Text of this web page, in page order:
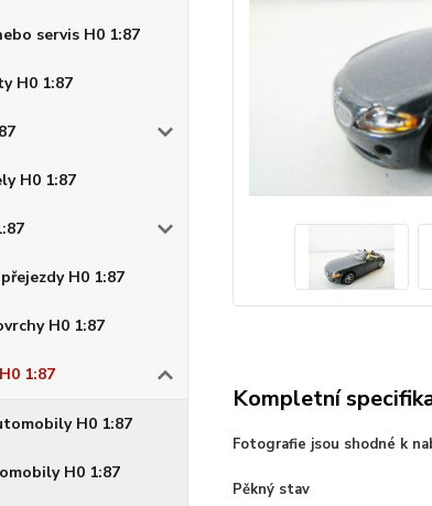
servis H0 1:87
H0 1:87
H0 1:87
H0 1:87
H0 1:87
1:87
H0 1:87
H0 1:87
Kompletní
Fotografie jsou shodné k
Pěkný stav